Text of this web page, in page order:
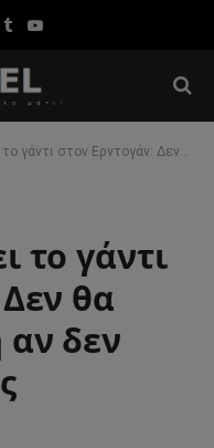
TumblrYouTube
Δεν θα υπάρξει ειρήνη αν δεν φύγει ο Τούρκος εισβολέας
το γάντι
θα
αν δεν